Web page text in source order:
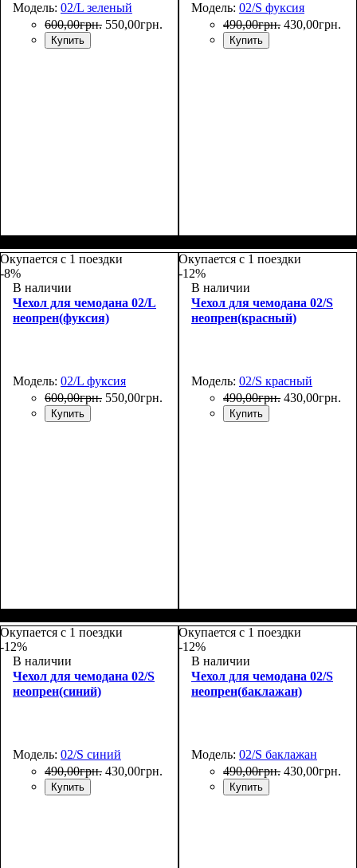
Модель: 02/L зеленый
600,00грн. 550,00грн.
Купить
Модель: 02/S фуксия
490,00грн. 430,00грн.
Купить
Окупается с 1 поездки
-8%
В наличии
Чехол для чемодана 02/L
неопрен(фуксия)
Модель: 02/L фуксия
600,00грн. 550,00грн.
Купить
Окупается с 1 поездки
-12%
В наличии
Чехол для чемодана 02/S
неопрен(красный)
Модель: 02/S красный
490,00грн. 430,00грн.
Купить
Окупается с 1 поездки
-12%
В наличии
Чехол для чемодана 02/S
неопрен(синий)
Модель: 02/S синий
490,00грн. 430,00грн.
Купить
Окупается с 1 поездки
-12%
В наличии
Чехол для чемодана 02/S
неопрен(баклажан)
Модель: 02/S баклажан
490,00грн. 430,00грн.
Купить